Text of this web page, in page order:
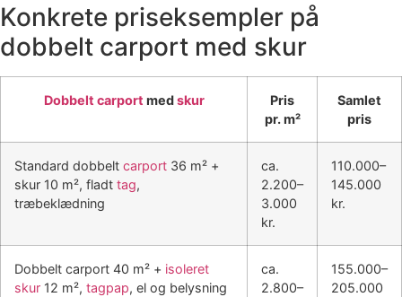
Konkrete priseksempler på
dobbelt carport med skur
Dobbelt carport medskur
Pris
pr. m²
Samlet
pris
Standard dobbelt carport 36 m² +
skur 10 m², fladt tag,
træbeklædning
ca.
2.200–
3.000
kr.
110.000–
145.000
kr.
Dobbelt carport 40 m² + isoleret
skur 12 m², tagpap, el og belysning
ca.
2.800–
155.000–
205.000